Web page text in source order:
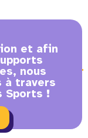
et afin
nous
à travers
Sports !